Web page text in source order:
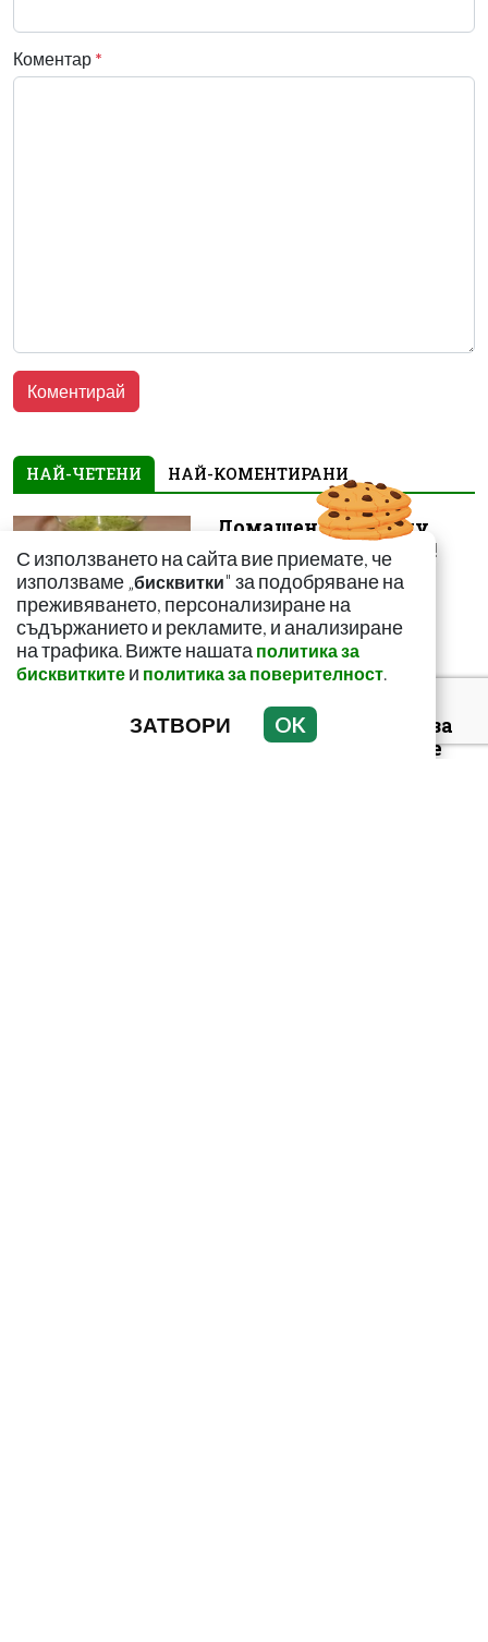
Коментар *
НАЙ-ЧЕТЕНИ НАЙ-КОМЕНТИРАНИ
Домашен сок срещу
мазнините в корема!
Ефектът е доказан
С този метод и само за
седмица: Изчиствате
С използването на сайта вие приемате, че
използваме „бисквитки" за подобряване на
преживяването, персонализиране на
съдържанието и рекламите, и анализиране
на трафика. Вижте нашата политика за
бисквитките и политика за поверителност.
ЗАТВОРИ OK